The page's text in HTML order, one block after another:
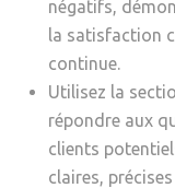
négatifs,
la satisfaction
continue.
Utilisez la
répondre aux
clients
claires,